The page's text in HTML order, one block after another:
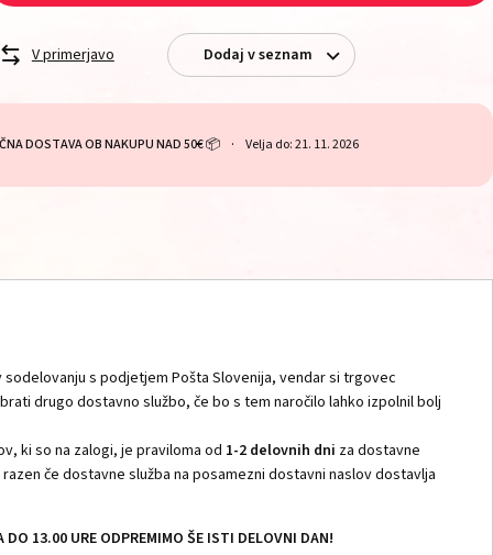
V primerjavo Dodaj v seznam
DOSTAVA OB NAKUPU NAD 50€ 📦 Velja do: 21. 11. 2026
sodelovanju s podjetjem Pošta Slovenija, vendar si trgovec
drugo dostavno službo, če bo s tem naročilo lahko izpolnil bolj
ki so na zalogi, je praviloma od 1-2 delovnih dni za dostavne
če dostavne služba na posamezni dostavni naslov dostavlja
DO 13.00 URE ODPREMIMO ŠE ISTI DELOVNI DAN!